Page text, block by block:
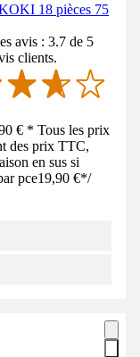
18 pièces 75
avis : 3.7 de 5
clients.
€ * Tous les prix
des prix TTC,
en sus si
pce19,90 €*/